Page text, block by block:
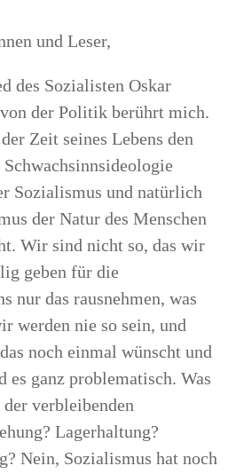
und Leser,
des Sozialisten Oskar
der Politik berührt mich.
Zeit seines Lebens den
Sozialismus und natürlich
der Natur des Menschen
Wir sind nicht so, das wir
geben für die
nur das rausnehmen, was
werden nie so sein, und
noch einmal wünscht und
es ganz problematisch. Was
verbleibenden
Lagerhaltung?
Nein, Sozialismus hat noch